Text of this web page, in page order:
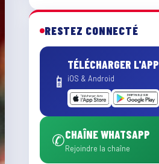
RESTEZ CONNECTÉ
📱
TÉLÉCHARGER L'APP
iOS & Android
✆CHAÎNE WHATSAPP
Rejoindre la chaîne